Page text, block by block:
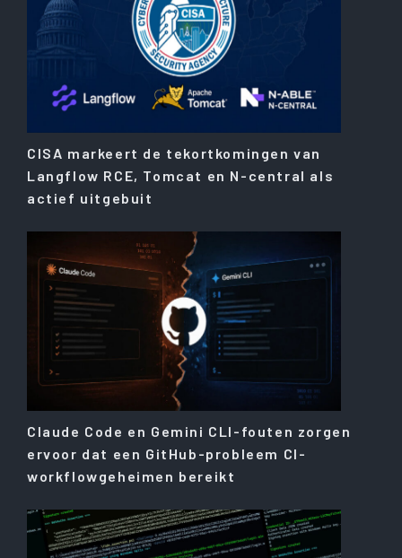
CISA markeert de tekortkomingen van
Langflow RCE, Tomcat en N-central als
actief uitgebuit
Claude Code en Gemini CLI-fouten zorgen
ervoor dat een GitHub-probleem CI-
workflowgeheimen bereikt